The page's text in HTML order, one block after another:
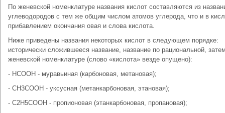
По женевской номенклатуре названия кислот составляются из
углеводородов с тем же общим числом атомов углерода, что и в
прибавлением окончания овая и слова кислота.
Ниже приведены названия некоторых кислот в следующем порядке:
исторически сложившееся название, название по рациональной,
женевской номенклатуре (слово «кислота» везде опущено):
- НСООН - муравьиная (карбоновая, метановая);
- СН3СООН - уксусная (метанкарбоновая, этановая);
- С2Н5СООН - пропионовая (этанкарбоновая, пропановая);